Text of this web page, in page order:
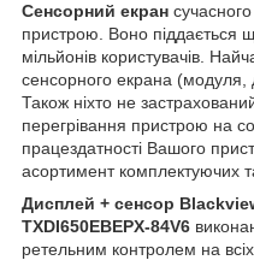
Сенсорний екран
пристрою. Воно піддається
мільйонів користувачів.
сенсорного екрана (модуля,
Також ніхто не
перегрівання пристрою на
працездатності Вашого
асортимент комплектуючих
Дисплей + сенсор
TXDI650EBEPX-84V6
ретельним контролем на